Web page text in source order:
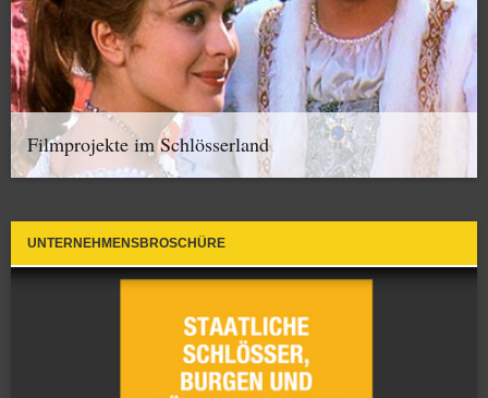
Filmprojekte im Schlösserland
UNTERNEHMENSBROSCHÜRE